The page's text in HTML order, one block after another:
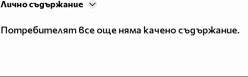
Лично съдържание
Потребителят все още няма качено съдържание.